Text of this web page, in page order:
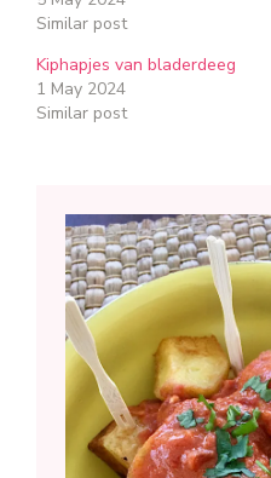
Similar post
Kiphapjes van bladerdeeg
1 May 2024
Similar post